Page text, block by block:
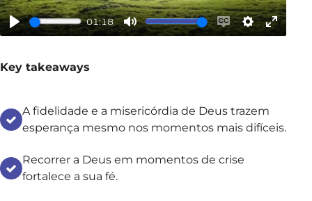
Play
01:18
Mute
EnableSettings
Enter
Key takeaways
A fidelidade e a misericórdia de Deus trazem
esperança mesmo nos momentos mais difíceis.
Recorrer a Deus em momentos de crise
fortalece a sua fé.